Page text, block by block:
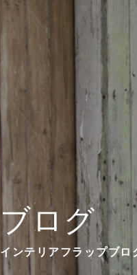
ブログ
インテリアフラップブロ